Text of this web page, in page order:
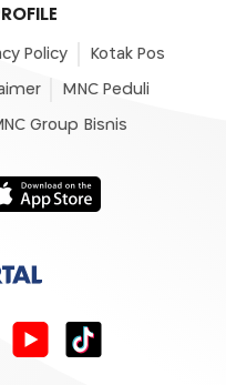
Policy Kotak Pos
MNC Peduli
Group Bisnis